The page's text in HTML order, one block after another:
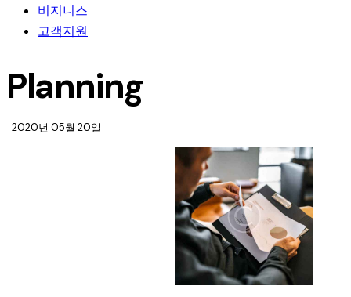
비지니스
고객지원
Planning
2020년 05월 20일